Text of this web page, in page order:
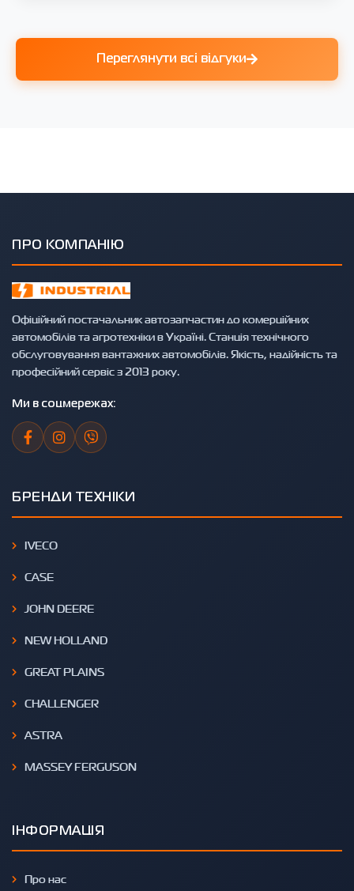
Переглянути всі відгуки
ПРО КОМПАНІЮ
Офіційний постачальник автозапчастин до комерційних
автомобілів та агротехніки в Україні. Станція технічного
обслуговування вантажних автомобілів. Якість, надійність та
професійний сервіс з 2013 року.
Ми в соцмережах:
БРЕНДИ ТЕХНІКИ
IVECO
CASE
JOHN DEERE
NEW HOLLAND
GREAT PLAINS
CHALLENGER
ASTRA
MASSEY FERGUSON
ІНФОРМАЦІЯ
Про нас